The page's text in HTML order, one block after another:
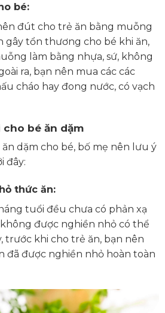
bé:
đút cho trẻ ăn bằng muỗng
gây tổn thương cho bé khi ăn,
làm bằng nhựa, sứ, không
ra, bạn nên mua các các
cháo hay đong nước, có vạch
cho bé ăn dặm
dặm cho bé, bố mẹ nên lưu ý
đây:
thức ăn:
tuổi đều chưa có phản xạ
được nghiền nhỏ có thể
trước khi cho trẻ ăn, bạn nên
đã được nghiền nhỏ hoàn toàn